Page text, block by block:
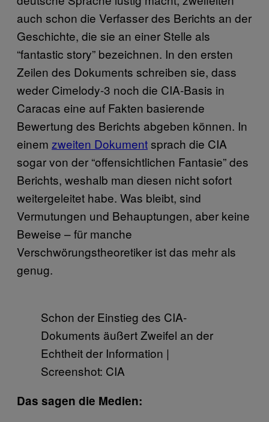
auch schon die Verfasser des Berichts an der
Geschichte, die sie an einer Stelle als
“fantastic story” bezeichnen. In den ersten
Zeilen des Dokuments schreiben sie, dass
weder Cimelody-3 noch die CIA-Basis in
Caracas eine auf Fakten basierende
Bewertung des Berichts abgeben können. In
einem zweiten Dokumentsprach die CIA
sogar von der “offensichtlichen Fantasie” des
Berichts, weshalb man diesen nicht sofort
weitergeleitet habe. Was bleibt, sind
Vermutungen und Behauptungen, aber keine
Beweise – für manche
Verschwörungstheoretiker ist das mehr als
genug.
Schon der Einstieg des CIA-
Dokuments äußert Zweifel an der
Echtheit der Information |
Screenshot: CIA
Das sagen die Medien: